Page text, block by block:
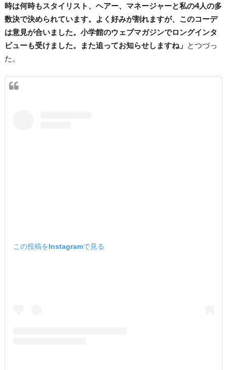
時は何時もスタイリスト、ヘアー、マネージャーと私の4人の多
数決で決められています。よく好みが割れますが、このコーデ
は意見が合いました。小学館のウェブマガジンでロングインタ
ビューも受けました。また追ってお知らせしますね」 とつづっ
た。
この投稿をInstagramで見る